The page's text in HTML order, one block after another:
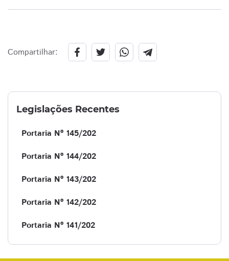
Compartilhar:
Legislações Recentes
Portaria Nº 145/202
Portaria Nº 144/202
Portaria Nº 143/202
Portaria Nº 142/202
Portaria Nº 141/202